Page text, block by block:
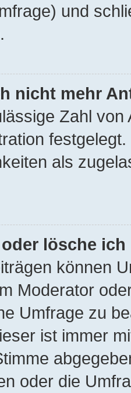
und
nicht mehr
Zahl
als
lösche
können
Moderator
Umfrage zu
ist immer
oder die